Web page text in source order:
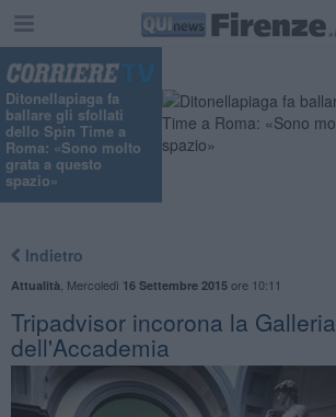
Ditonellapiaga fa
ballare gli sfollati
dello Spin Time a
Roma: «Sono molto
grata a questo
spazio»
Indietro
Attualità Mercoledì 16 Settembre 2015ore 10:11
Tripadvisor incorona la Galleria
dell'Accademia